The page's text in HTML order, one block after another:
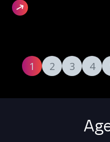
1 2 3 4